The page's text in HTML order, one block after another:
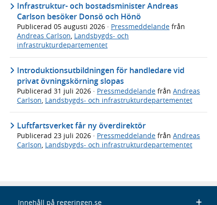
Infrastruktur- och bostadsminister Andreas
Carlson besöker Donsö och Hönö
Publicerad 05 augusti 2026 · Pressmeddelande från
Andreas Carlson, Landsbygds- och
infrastrukturdepartementet
Introduktionsutbildningen för handledare vid
privat övningskörning slopas
Publicerad 31 juli 2026 · Pressmeddelande från Andreas
Carlson, Landsbygds- och infrastrukturdepartementet
Luftfartsverket får ny överdirektör
Publicerad 23 juli 2026 · Pressmeddelande från Andreas
Carlson Landsbygds- och infrastrukturdepartementet
Innehåll på regeringen.se